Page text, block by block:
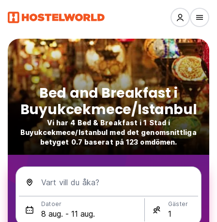
Bed and Breakfast i
Buyukcekmece/Istanbul
Vi har 4 Bed & Breakfast i 1 Stad i
Buyukcekmece/Istanbul med det genomsnittliga
betyget 0.7 baserat på 123 omdömen.
Vart vill du åka?
Datoer Gäster